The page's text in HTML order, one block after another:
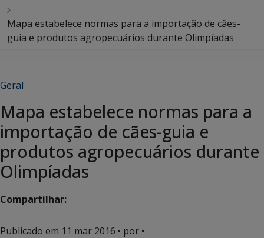
Mapa estabelece normas para a importação de cães-
guia e produtos agropecuários durante Olimpíadas
Geral
Mapa estabelece normas para a
importação de cães-guia e
produtos agropecuários durante
Olimpíadas
Compartilhar:
Publicado em 11 mar 2016 • por •